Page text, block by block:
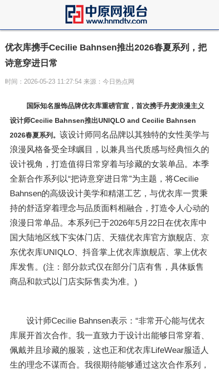
优衣库携手Cecilie Bahnsen推出2026春夏系列，把
诗意穿进日常
时间：2026-05-23 11:27:54 来源：今日热点网
国际知名服饰品牌优衣库重磅官宣，首次携手丹麦浪漫主义
设计师Cecilie Bahnsen推出UNIQLO and Cecilie Bahnsen
2026春夏系列。 该设计师同名品牌以其独特的女性美学与
浪漫风格备受全球瞩目，以兼具当代质感与经典恒久的
设计视角，打造值得日常穿着与珍藏的女装单品。本季
全新合作系列以“把诗意穿进日常”为主题，将Cecilie
Bahnsen的高级设计美学和精湛工艺，与优衣库一贯秉
持的舒适穿着理念与品质面料相融合，打造令人心动的
浪漫日常单品。本系列已于2026年5月22日在优衣库中
国大陆地区线下实体门店、天猫优衣库官方旗舰店、京
东优衣库UNIQLO、抖音掌上优衣库旗舰店、掌上优衣
库发售。(注：部分款式仅在部分门店有售，具体贩售
商品和款式以门店实际售卖为准。)
设计师Cecilie Bahnsen表示：“非常开心能与优衣
库展开首次合作。我一直致力于设计出能够日常穿着、
佩戴并且珍藏的服装，这也正和优衣库LifeWear服适人
生的理念不谋而合。我很期待能够通过这次合作系列，